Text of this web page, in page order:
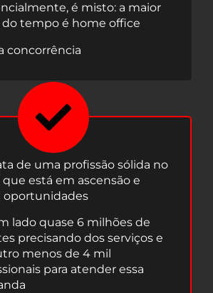
é misto: a maior
do tempo é home office
concorrência
de uma profissão sólida no
que está em ascensão e
oportunidades
lado quase 6 milhões de
precisando dos serviços e
menos de 4 mil
para atender essa